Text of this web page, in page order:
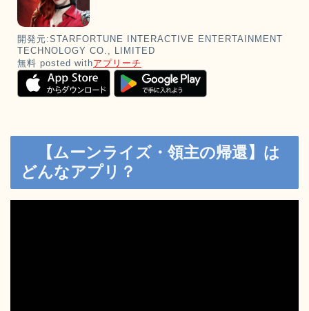
開発元:STARFORTUNE INTERACTIVE ENTERTAINMENT
TECHNOLOGY CO., LIMITED
無料 posted withアプリーチ
【ムーンライズ・領主の帰還】は
どんなアプリ？